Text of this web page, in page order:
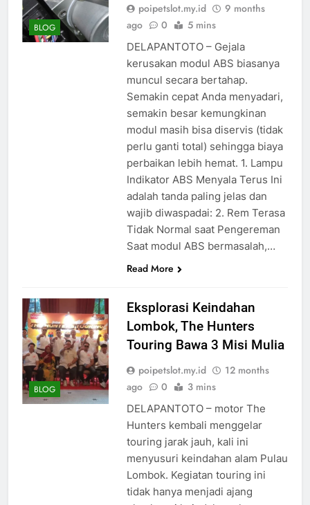
BLOG
poipetslot.my.id
9 months
ago
0 5 mins
DELAPANTOTO – Gejala
kerusakan modul ABS biasanya
muncul secara bertahap.
Semakin cepat Anda menyadari,
semakin besar kemungkinan
modul masih bisa diservis (tidak
perlu ganti total) sehingga biaya
perbaikan lebih hemat. 1. Lampu
Indikator ABS Menyala Terus Ini
adalah tanda paling jelas dan
wajib diwaspadai: 2. Rem Terasa
Tidak Normal saat Pengereman
Saat modul ABS bermasalah,…
Read More
BLOG
Eksplorasi Keindahan
Lombok, The Hunters
Touring Bawa 3 Misi Mulia
poipetslot.my.id
12 months
ago
0 3 mins
DELAPANTOTO – motor The
Hunters kembali menggelar
touring jarak jauh, kali ini
menyusuri keindahan alam Pulau
Lombok. Kegiatan touring ini
tidak hanya menjadi ajang